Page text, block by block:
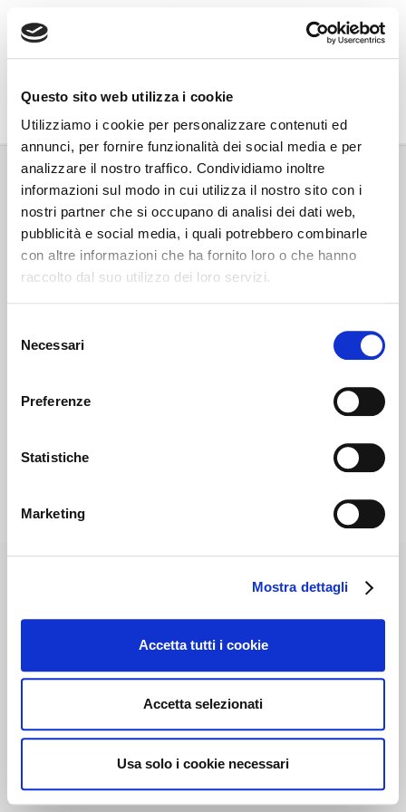
Questo sito web utilizza i cookie
Utilizziamo i cookie per personalizzare contenuti ed
annunci, per fornire funzionalità dei social media e per
analizzare il nostro traffico. Condividiamo inoltre
informazioni sul modo in cui utilizza il nostro sito con i
nostri partner che si occupano di analisi dei dati web,
pubblicità e social media, i quali potrebbero combinarle
con altre informazioni che ha fornito loro o che hanno
raccolto dal suo utilizzo dei loro servizi.
delNecessari
Preferenze
Statistiche
Marketing
Mostra dettagli
Accetta tutti i cookie
Accetta selezionati
Usa solo i cookie necessari
Associazione Go Wine
Via Vida, 6
12051 Alba (Cn)
tel. +39 0173 364631
Codice SDI: USAL8PV
PEC gowine@legalmail.it
info@gowinet.it